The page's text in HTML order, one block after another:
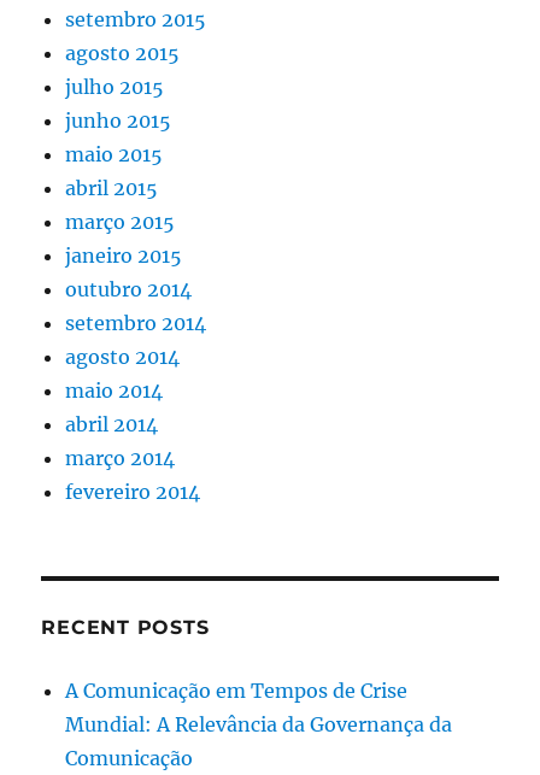
setembro 2015
agosto 2015
julho 2015
junho 2015
maio 2015
abril 2015
março 2015
janeiro 2015
outubro 2014
setembro 2014
agosto 2014
maio 2014
abril 2014
março 2014
fevereiro 2014
RECENT POSTS
A Comunicação em Tempos de Crise
Mundial: A Relevância da Governança da
Comunicação